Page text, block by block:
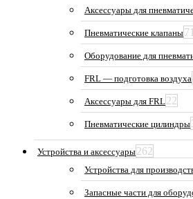
Аксессуары для
Пневматические клапаны71
Оборудование для
FRL — подготовка воздуха
Аксессуары для FRL22
Пневматические цилиндры
Устройства и аксессуары262
Устройства для
Запасные части для